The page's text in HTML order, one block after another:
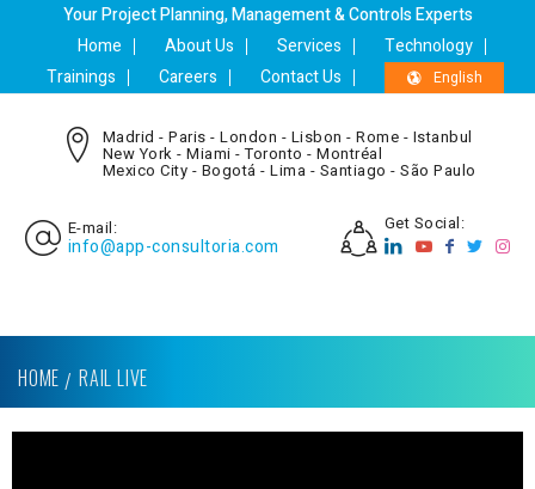
Your Project Planning, Management & Controls Experts
Home
About Us Services
Technology
Trainings
Careers Contact Us English
Madrid - Paris - London - Lisbon - Rome - Istanbul
New York - Miami - Toronto - Montréal
Mexico City - Bogotá - Lima - Santiago - São Paulo
E-mail:
info@app-consultoria.com
Get Social:
HOME RAIL LIVE